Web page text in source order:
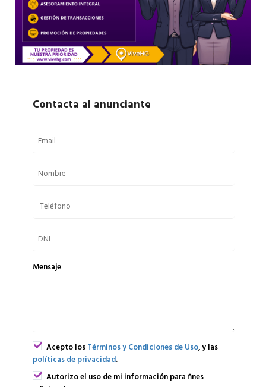
Contacta al anunciante
Mensaje
Acepto losTérminos y Condiciones de Uso, y las
políticas de privacidad.
Autorizo el uso de mi información parafines